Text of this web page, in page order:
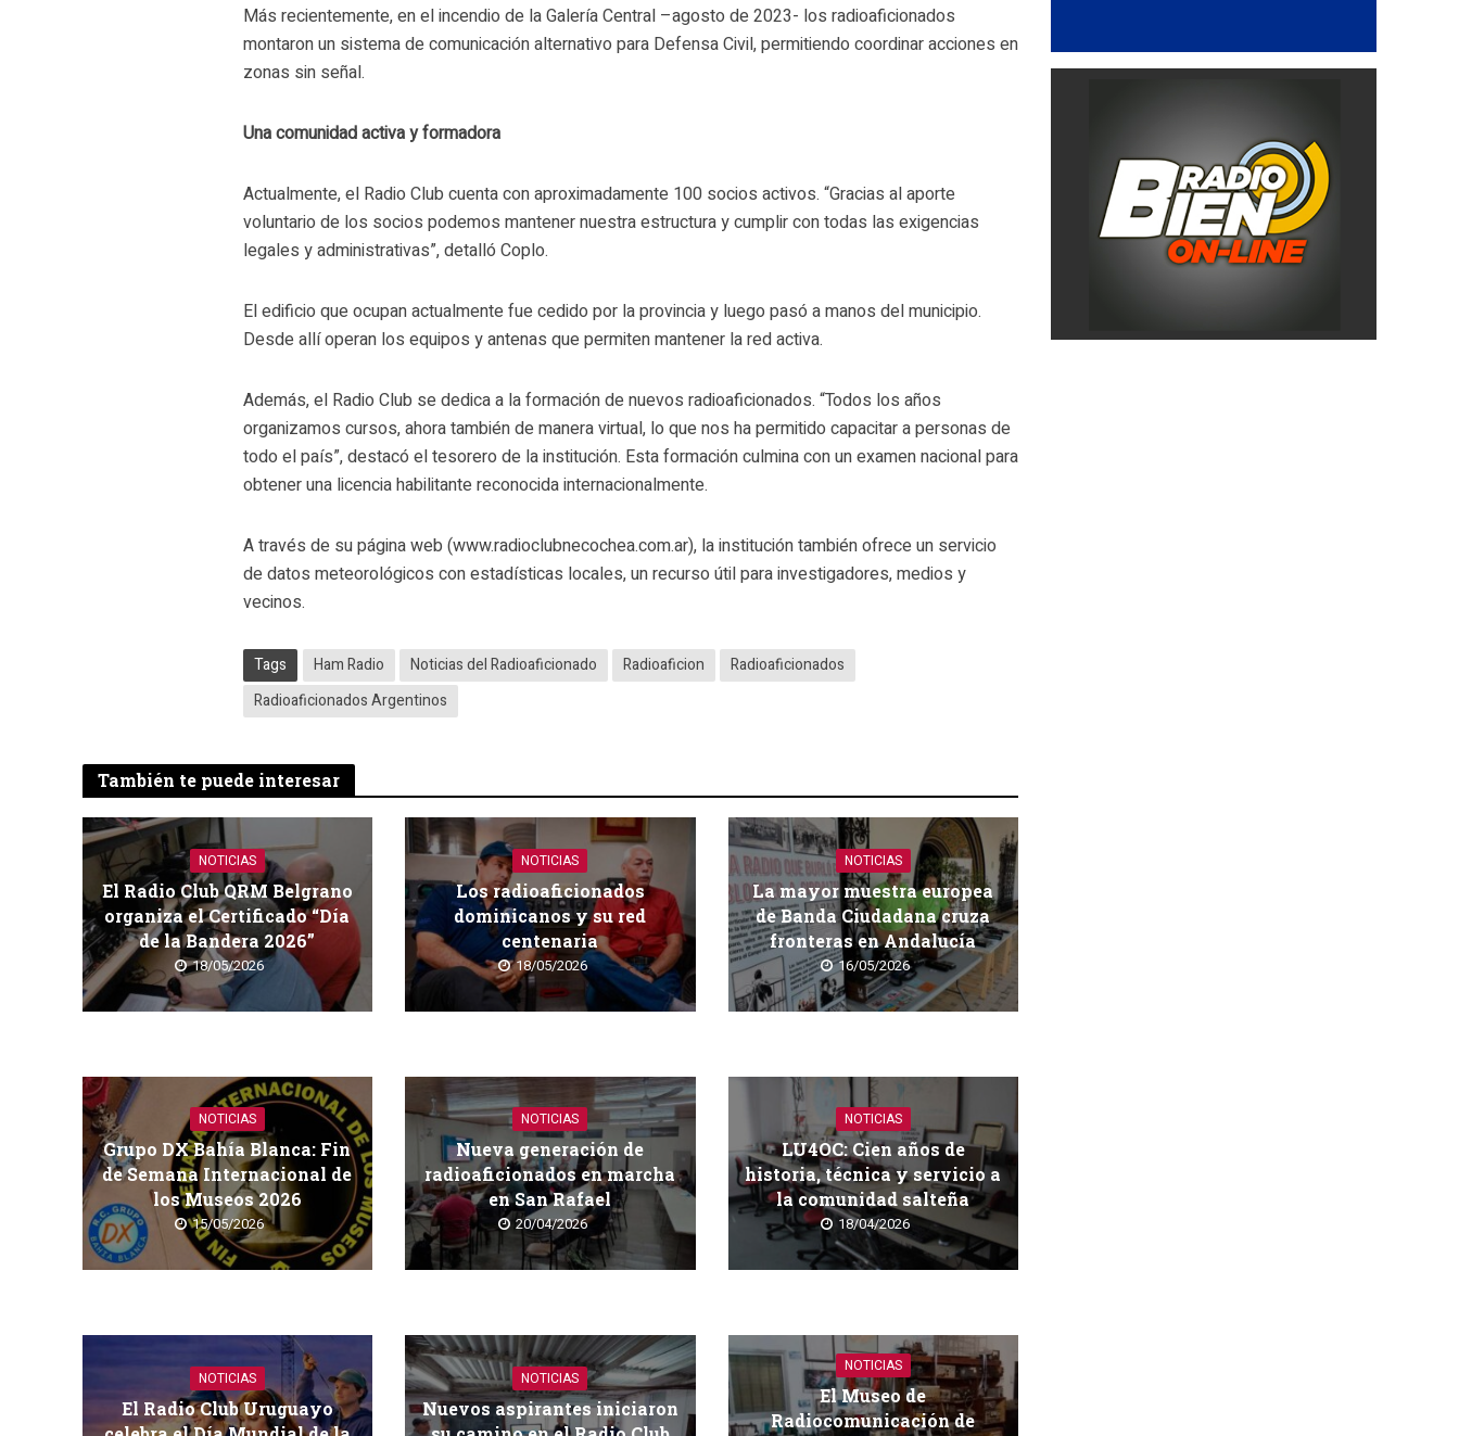
Más recientemente, en el incendio de la Galería Central –agosto de 2023- los radioaficionados
montaron un sistema de comunicación alternativo para Defensa Civil, permitiendo coordinar acciones en
zonas sin señal.
Una comunidad activa y formadora
Actualmente, el Radio Club cuenta con aproximadamente 100 socios activos. “Gracias al aporte
voluntario de los socios podemos mantener nuestra estructura y cumplir con todas las exigencias
legales y administrativas”, detalló Coplo.
El edificio que ocupan actualmente fue cedido por la provincia y luego pasó a manos del municipio.
Desde allí operan los equipos y antenas que permiten mantener la red activa.
Además, el Radio Club se dedica a la formación de nuevos radioaficionados. “Todos los años
organizamos cursos, ahora también de manera virtual, lo que nos ha permitido capacitar a personas de
todo el país”, destacó el tesorero de la institución. Esta formación culmina con un examen nacional para
obtener una licencia habilitante reconocida internacionalmente.
A través de su página web (www.radioclubnecochea.com.ar), la institución también ofrece un servicio
de datos meteorológicos con estadísticas locales, un recurso útil para investigadores, medios y
vecinos.
Tags Ham Radio Noticias del Radioaficionado Radioaficion
Radioaficionados
Radioaficionados Argentinos
También te puede interesar
NOTICIAS
El Radio Club QRM Belgrano
organiza el Certificado “Día
de la Bandera 2026”
18/05/2026
NOTICIAS
Los radioaficionados
dominicanos y su red
centenaria
18/05/2026
NOTICIAS
La mayor muestra europea
de Banda Ciudadana cruza
fronteras en Andalucía
16/05/2026
NOTICIAS
Grupo DX Bahía Blanca: Fin
de Semana Internacional de
los Museos 2026
15/05/2026
NOTICIAS
Nueva generación de
radioaficionados en marcha
en San Rafael
20/04/2026
NOTICIAS
LU4OC: Cien años de
historia, técnica y servicio a
la comunidad salteña
18/04/2026
NOTICIAS
El Radio Club Uruguayo
NOTICIAS
Nuevos aspirantes iniciaron
NOTICIAS
El Museo de
Radiocomunicación de